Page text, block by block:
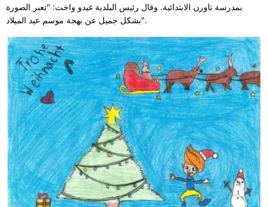
بمدرسة تاورن الابتدائية. وقال رئيس البلدية غيدو واخت: "تعبر الصورة
بشكل جميل عن بهجة موسم عيد الميلاد".